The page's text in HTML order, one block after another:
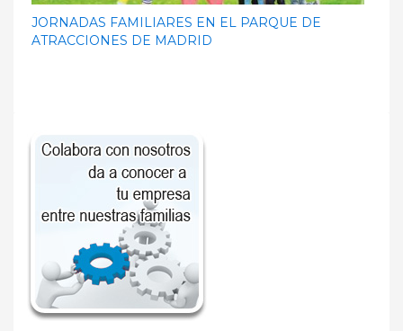
JORNADAS FAMILIARES EN EL PARQUE DE
ATRACCIONES DE MADRID